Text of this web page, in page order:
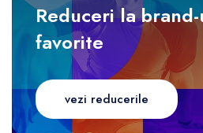
Reduceri la
favorite
vezi reducerile